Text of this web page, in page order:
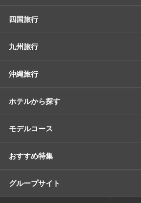
四国旅行
九州旅行
沖縄旅行
ホテルから探す
モデルコース
おすすめ特集
グループサイト